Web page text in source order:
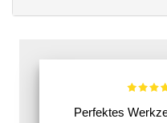
Perfektes